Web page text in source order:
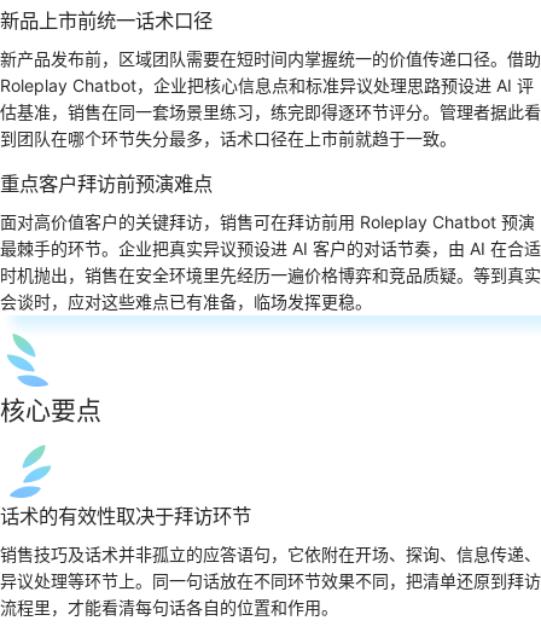
新品上市前统一话术口径
新产品发布前，区域团队需要在短时间内掌握统一的价值传递口径。借助
Roleplay Chatbot，企业把核心信息点和标准异议处理思路预设进 AI 评
估基准，销售在同一套场景里练习，练完即得逐环节评分。管理者据此看
到团队在哪个环节失分最多，话术口径在上市前就趋于一致。
重点客户拜访前预演难点
面对高价值客户的关键拜访，销售可在拜访前用 Roleplay Chatbot 预演
最棘手的环节。企业把真实异议预设进 AI 客户的对话节奏，由 AI 在合适
时机抛出，销售在安全环境里先经历一遍价格博弈和竞品质疑。等到真实
会谈时，应对这些难点已有准备，临场发挥更稳。
核心要点
话术的有效性取决于拜访环节
销售技巧及话术并非孤立的应答语句，它依附在开场、探询、信息传递、
异议处理等环节上。同一句话放在不同环节效果不同，把清单还原到拜访
流程里，才能看清每句话各自的位置和作用。